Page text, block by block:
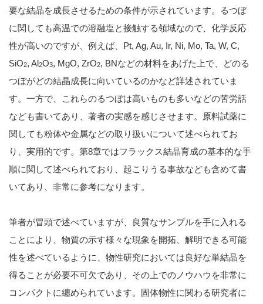
要な結晶を成長させるための条件が示されています。るつぼ
に関しても高温での溶融塩と接触する領域なので、化学反応
性が高いのですが、例えば、Pt, Ag, Au, Ir, Ni, Mo, Ta, W, C,
SiO2, Al2O3, MgO, ZrO2, BNなどの材料をあげた上で、どのる
つぼがどの結晶成長に向いているのかなど詳述されていま
す。一方で、これらのるつぼは高いものも多いなどの苦労話
なども書いてあり、著者の実感を感じさせます。原料試薬に
関しても粉体や金属などの取り扱いについて述べられてお
り、実用的です。第8章ではフラックス結晶育成の基本的な手
順に関して述べられており、起こりうる事故なども含めて書
いてあり、非常に参考になります。
筆者が冒頭で述べていますが、良質なサンプルを手に入れる
ことにより、物質の示す様々な現象を開拓、解明できる可能
性を述べているように、物性研究においては良好な単結晶を
得ることが必要不可欠であり、その上でのノウハウを非常に
コンパクトに纏められています。固体物性に関わる研究者に